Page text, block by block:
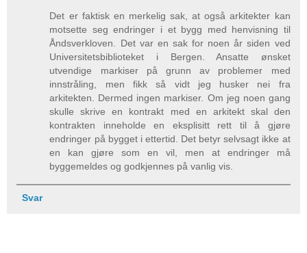
Det er faktisk en merkelig sak, at også arkitekter kan
motsette seg endringer i et bygg med henvisning til
Åndsverkloven. Det var en sak for noen år siden ved
Universitetsbiblioteket i Bergen. Ansatte ønsket
utvendige markiser på grunn av problemer med
innstråling, men fikk så vidt jeg husker nei fra
arkitekten. Dermed ingen markiser. Om jeg noen gang
skulle skrive en kontrakt med en arkitekt skal den
kontrakten inneholde en eksplisitt rett til å gjøre
endringer på bygget i ettertid. Det betyr selvsagt ikke at
en kan gjøre som en vil, men at endringer må
byggemeldes og godkjennes på vanlig vis.
Svar